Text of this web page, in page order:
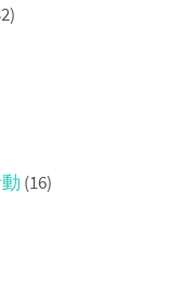
(16)